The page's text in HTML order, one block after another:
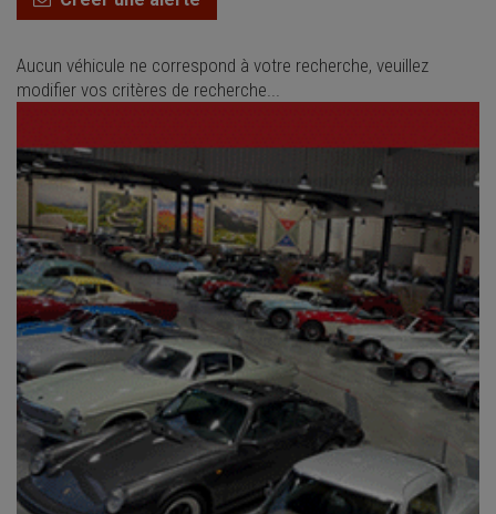
Aucun véhicule ne correspond à votre recherche, veuillez
modifier vos critères de recherche...